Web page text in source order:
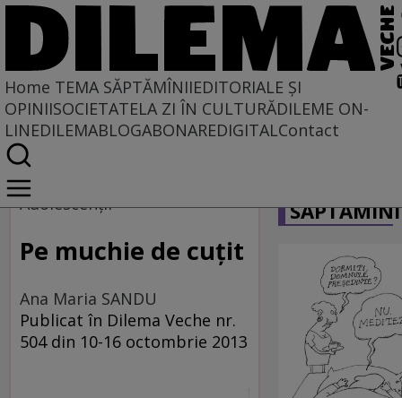
Home TEMA SĂPTĂMÎNIIEDITORIALE ȘI
OPINIISOCIETATELA ZI ÎN CULTURĂDILEME ON-
LINEDILEMABLOGABONAREDIGITALContact
Home
Tema săptămînii
Adolescenţii
Pe muchie de cuţit
Ana Maria SANDU
Publicat în Dilema Veche nr.
504 din 10-16 octombrie 2013